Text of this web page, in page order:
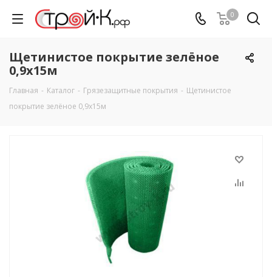
0
Щетинистое покрытие зелёное
0,9х15м
Главная - Каталог - Грязезащитные покрытия - Щетинистое
покрытие зелёное 0,9х15м